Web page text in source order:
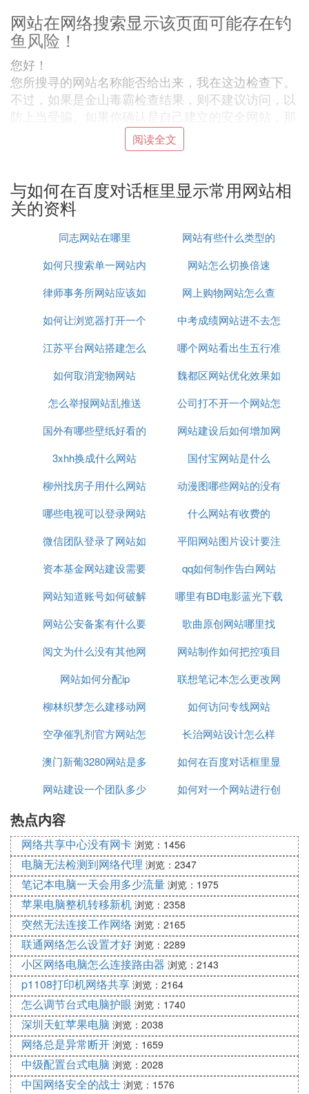
网站在网络搜索显示该页面可能存在钓
鱼风险！
您好！
您所搜寻的网站名称能否给出来，我在这边检查下。
不过，如果是金山毒霸检查结果，则不建议访问，以
防上当受骗。如果你确认是自己建立的安全网站，那
么网站的程式搭拍程式码可能需要改进。当然也可能
是误报的可能。此时，发过来网站名称，我可以帮你
希望可以帮到您！
怎样在网络搜索结果后显示官网两个字
需要认证的。
怎昌枝颂样不在网络搜索里显示之前搜
寻过的字
在Inter上面右击然后选择”内容”-”自动完成”-”清除表
单”就行了
可靠，有中间平台，
在网络搜索时显示runtime error,
webopedia 关于 执行时错误的定义:
:webopedia./TERM/r/runtime_error.
An error that ours ring the execution of a program. In
contrast, pile-time errors our while a program is bein
or problems that the designers had anticipated but c
ould do nothing about. For example, running out of
是程式执行期间发生的错误,它不同于编译期间发生
的错误.执行时错误可能是程式中的毛病引起的,也可
能程式并无错误耐郑,例如机器储存器不够引起)
Note that runtime errors differ from bombs or crashe
ime error.(执行时错误不同于炸弹或系统垮掉,执行时
错误一般不影响作业系统执行)
在网络网搜寻自己的网站，排名在很后
面，怎么提升网站在网络搜索引擎的排
一、促进网络蜘蛛对网站的检索更新
网络蜘蛛喜欢有新内容的网站，如果你的网站能够保
持周期性的更新网站，那么蜘蛛也会周期性的爬行检
索你的网站，这样的话，如果你的网站优化以后，就
能够快速获得最新的排名，也就是可以提高网站SEO
优化的进度。
二、更新原创文章能够增加网站权威性，提高整体权
重
任 何一个搜寻引擎都喜欢原创性的东西，特别是原
创性的文章，不止是网络。如果你的网站能够长期周
期性的更新原创文章，即使你的网站不进行任何SEO
优化，网 站同样能够获得很好的权重。大部分新闻
网站PR都在6以上就是一个很好的说明例子。一旦网
站的权重增加，那么优化关键词或者是进行其他任何
方面的SEO优 化都会变得简单了。
三、保持网站更新可以提高网站的匹配度
在谷歌网站管理后台中，我 们可以看到一个关键词
阅读全文
与如何在百度对话框里显示常用网站相
关的资料
同志网站在哪里
网站有些什么类型的
如何只搜索单一网站内
容
网站怎么切换倍速
律师事务所网站应该如
何制作
网上购物网站怎么查
如何让浏览器打开一个
网站
中考成绩网站进不去怎
么办
江苏平台网站搭建怎么
联系
哪个网站看出生五行准
如何取消宠物网站
魏都区网站优化效果如
何
怎么举报网站乱推送
公司打不开一个网站怎
么办
国外有哪些壁纸好看的
网站
网站建设后如何增加网
络流量
3xhh换成什么网站
国付宝网站是什么
柳州找房子用什么网站
动漫图哪些网站的没有
水印
哪些电视可以登录网站
什么网站有收费的
微信团队登录了网站如
何退掉
平阳网站图片设计要注
意什么
资本基金网站建设需要
多少钱
qq如何制作告白网站
网站知道账号如何破解
密码
哪里有BD电影蓝光下载
网站
网站公安备案有什么要
注意
歌曲原创网站哪里找
阅文为什么没有其他网
站流量
网站制作如何把控项目
制作时间
网站如何分配ip
联想笔记本怎么更改网
站权限
柳林织梦怎么建移动网
站
如何访问专线网站
空孕催乳剂官方网站怎
么买
长治网站设计怎么样
澳门新葡3280网站是多
少
如何在百度对话框里显
示常用网站
网站建设一个团队多少
如何对一个网站进行创
热点内容
网络共享中心没有网卡 浏览：1456
电脑无法检测到网络代理 浏览：2347
笔记本电脑一天会用多少流量 浏览：1975
苹果电脑整机转移新机 浏览：2358
突然无法连接工作网络 浏览：2165
联通网络怎么设置才好 浏览：2289
小区网络电脑怎么连接路由器 浏览：2143
p1108打印机网络共享 浏览：2164
怎么调节台式电脑护眼 浏览：1740
深圳天虹苹果电脑 浏览：2038
网络总是异常断开 浏览：1659
中级配置台式电脑 浏览：2028
中国网络安全的战士 浏览：1576